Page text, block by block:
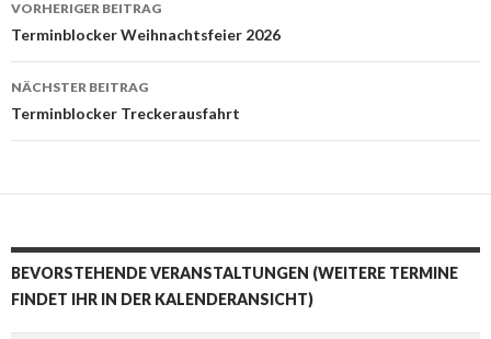
Navigation
VORHERIGER BEITRAG
Terminblocker Weihnachtsfeier 2026
NÄCHSTER BEITRAG
Terminblocker Treckerausfahrt
BEVORSTEHENDE VERANSTALTUNGEN (WEITERE TERMINE
FINDET IHR IN DER KALENDERANSICHT)